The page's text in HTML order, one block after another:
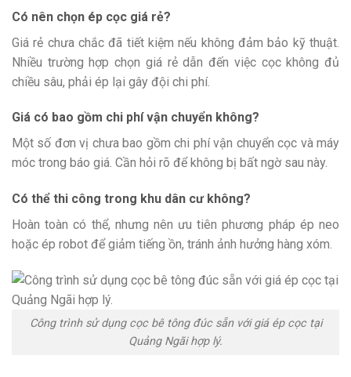
Có nên chọn ép cọc giá rẻ?
Giá rẻ chưa chắc đã tiết kiệm nếu không đảm bảo kỹ thuật.
Nhiều trường hợp chọn giá rẻ dẫn đến việc cọc không đủ
chiều sâu, phải ép lại gây đội chi phí.
Giá có bao gồm chi phí vận chuyển không?
Một số đơn vị chưa bao gồm chi phí vận chuyển cọc và máy
móc trong báo giá. Cần hỏi rõ để không bị bất ngờ sau này.
Có thể thi công trong khu dân cư không?
Hoàn toàn có thể, nhưng nên ưu tiên phương pháp ép neo
hoặc ép robot để giảm tiếng ồn, tránh ảnh hưởng hàng xóm.
Công trình sử dụng cọc bê tông đúc sẵn với giá ép cọc tại
Quảng Ngãi hợp lý.